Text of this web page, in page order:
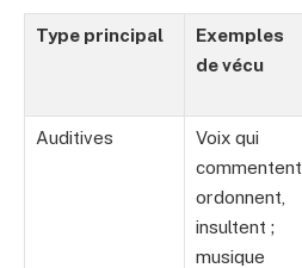
Type principal
Exemples
de vécu
Auditives
Voix qui
commentent,
ordonnent,
insultent ;
musique